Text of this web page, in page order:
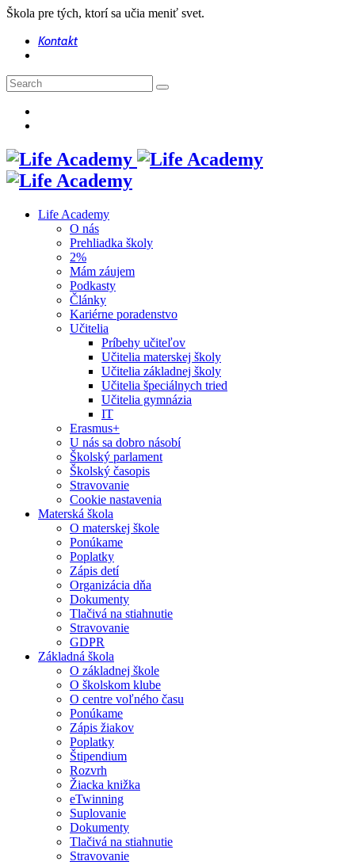
Škola pre tých, ktorí sa učia meniť svet.
Kontakt
Life Academy
O nás
Prehliadka školy
2%
Mám záujem
Podkasty
Články
Kariérne poradenstvo
Učitelia
Príbehy učiteľov
Učitelia materskej školy
Učitelia základnej školy
Učitelia špeciálnych tried
Učitelia gymnázia
IT
Erasmus+
U nás sa dobro násobí
Školský parlament
Školský časopis
Stravovanie
Cookie nastavenia
Materská škola
O materskej škole
Ponúkame
Poplatky
Zápis detí
Organizácia dňa
Dokumenty
Tlačivá na stiahnutie
Stravovanie
GDPR
Základná škola
O základnej škole
O školskom klube
O centre voľného času
Ponúkame
Zápis žiakov
Poplatky
Štipendium
Rozvrh
Žiacka knižka
eTwinning
Suplovanie
Dokumenty
Tlačivá na stiahnutie
Stravovanie